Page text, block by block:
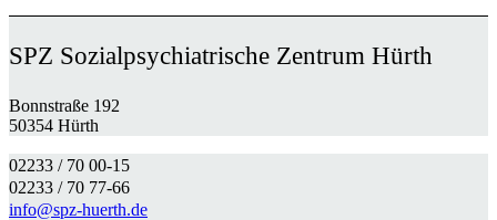
SPZ Sozialpsychiatrische Zentrum Hürth
Bonnstraße 192
50354 Hürth
02233 / 70 00-15
02233 / 70 77-66
info@spz-huerth.de